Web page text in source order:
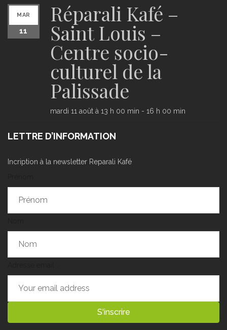
MAR
11
Réparali Kafé –
Saint Louis –
Centre socio-
culturel de la
Palissade
mardi 11 août à 13 h 00 min - 16 h 00 min
LETTRE D’INFORMATION
Incription à la newsletter Reparali Kafé